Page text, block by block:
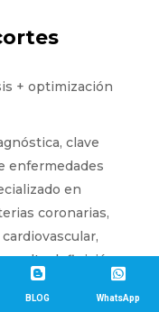
+ optimización
clave
enfermedades
en
coronarias,
alta definición
de forma

BLOG

WhatsApp